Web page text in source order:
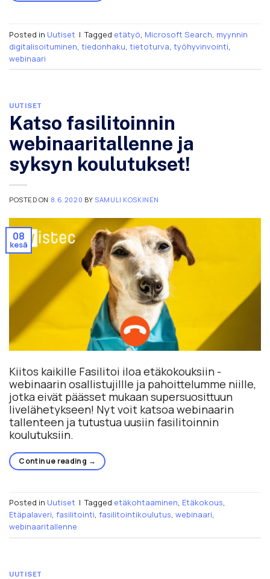
Posted in Uutiset | Tagged etätyö, Microsoft Search, myynnin
digitalisoituminen, tiedonhaku, tietoturva, työhyvinvointi,
webinaari
UUTISET
Katso fasilitoinnin
webinaaritallenne ja
syksyn koulutukset!
POSTED ON 8.6.2020 BY SAMULI KOSKINEN
08
kesä
Kiitos kaikille Fasilitoi iloa etäkokouksiin -
webinaarin osallistujillle ja pahoittelumme niille,
jotka eivät päässet mukaan supersuosittuun
livelähetykseen! Nyt voit katsoa webinaarin
tallenteen ja tutustua uusiin fasilitoinnin
koulutuksiin.
Continue reading →
Posted in Uutiset | Tagged etäkohtaaminen, Etäkokous,
Etäpalaveri, fasilitointi, fasilitointikoulutus, webinaari,
webinaaritallenne
UUTISET